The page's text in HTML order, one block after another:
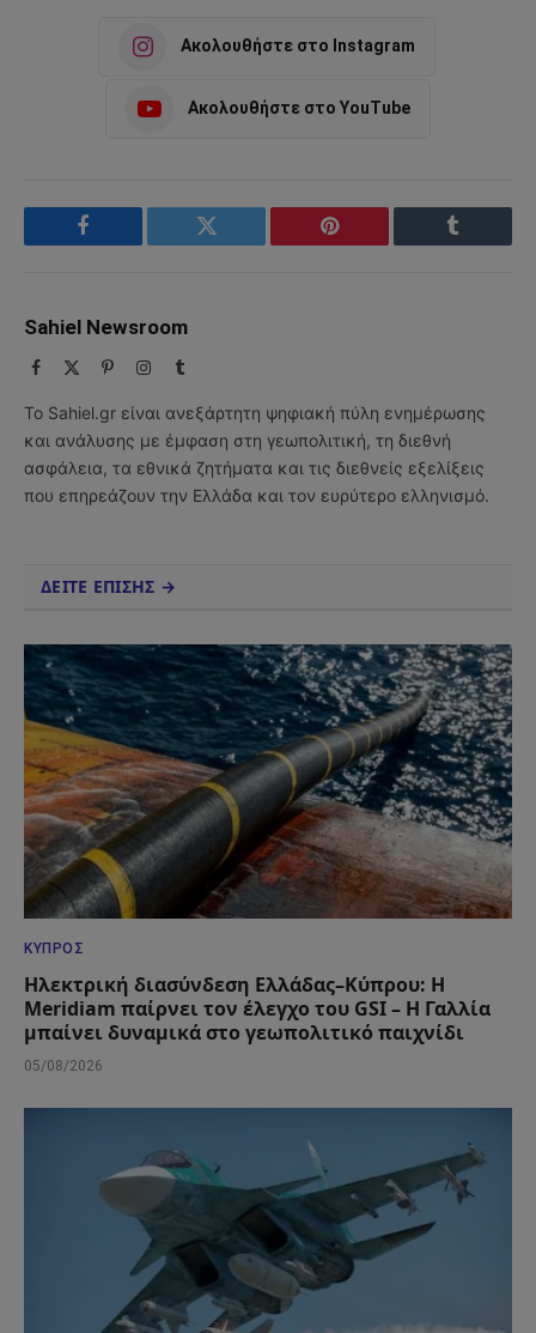
Ακολουθήστε στο Instagram
Ακολουθήστε στο YouTube
Facebook Twitter Pinterest Tumblr
Sahiel Newsroom
Facebook PinterestInstagram
Tumblr
Το Sahiel.gr είναι ανεξάρτητη ψηφιακή πύλη ενημέρωσης
και ανάλυσης με έμφαση στη γεωπολιτική, τη διεθνή
ασφάλεια, τα εθνικά ζητήματα και τις διεθνείς εξελίξεις
που επηρεάζουν την Ελλάδα και τον ευρύτερο ελληνισμό.
ΔΕΙΤΕ ΕΠΙΣΗΣ →
ΚΎΠΡΟΣ
Ηλεκτρική διασύνδεση Ελλάδας–Κύπρου: Η
Meridiam παίρνει τον έλεγχο του GSI – Η Γαλλία
μπαίνει δυναμικά στο γεωπολιτικό παιχνίδι
05/08/2026